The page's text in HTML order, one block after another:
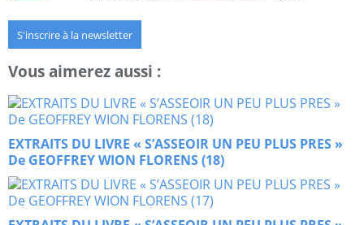
S'inscrire à la newsletter
Vous aimerez aussi :
EXTRAITS DU LIVRE « S’ASSEOIR UN PEU PLUS PRES »
De GEOFFREY WION FLORENS (18)